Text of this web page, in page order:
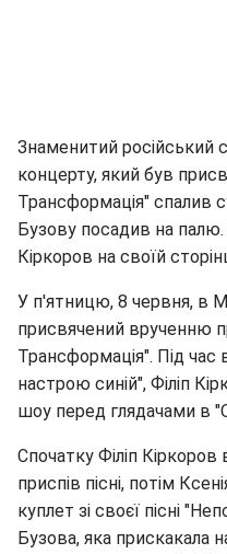
Знаменитий російський
концерту, який був
Трансформація" спалив
Бузову посадив на палю.
Кіркоров на своїй
У п'ятницю, 8 червня, в
присвячений врученню
Трансформація". Під час
настрою синій", Філіп
шоу перед глядачами в
Спочатку Філіп
приспів пісні, потім
куплет зі своєї пісні
Бузова, яка прискакала